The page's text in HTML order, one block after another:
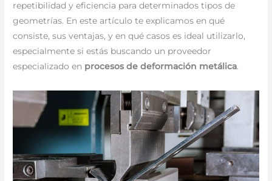
repetibilidad y eficiencia para determinados tipos de
geometrías. En este artículo te explicamos en qué
consiste, sus ventajas, y en qué casos es ideal utilizarlo,
especialmente si estás buscando un proveedor
especializado en procesos de deformación metálica.